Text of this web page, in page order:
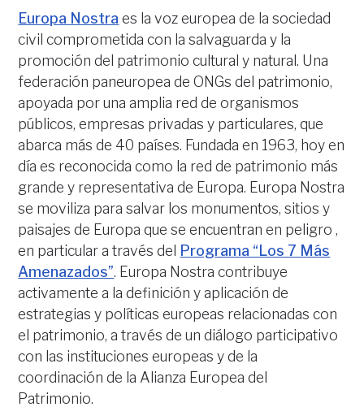
Europa Nostra es la voz europea de la sociedad
civil comprometida con la salvaguarda y la
promoción del patrimonio cultural y natural. Una
federación paneuropea de ONGs del patrimonio,
apoyada por una amplia red de organismos
públicos, empresas privadas y particulares, que
abarca más de 40 países. Fundada en 1963, hoy en
día es reconocida como la red de patrimonio más
grande y representativa de Europa. Europa Nostra
se moviliza para salvar los monumentos, sitios y
paisajes de Europa que se encuentran en peligro ,
en particular a través del
Programa “Los 7 Más
Amenazados”. Europa Nostra contribuye
activamente a la definición y aplicación de
estrategias y políticas europeas relacionadas con
el patrimonio, a través de un diálogo participativo
con las instituciones europeas y de la
coordinación de la Alianza Europea del
Patrimonio.